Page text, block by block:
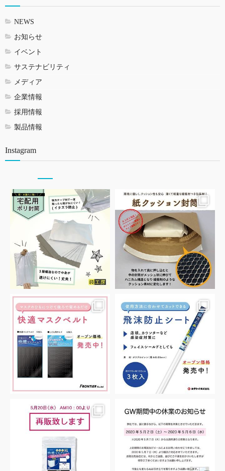
NEWS
お知らせ
イベント
サステナビリティ
メディア
企業情報
採用情報
製品情報
Instagram